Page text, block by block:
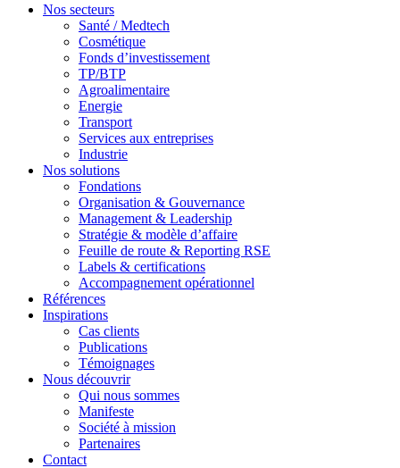
Nos secteurs
Santé / Medtech
Cosmétique
Fonds d’investissement
TP/BTP
Agroalimentaire
Energie
Transport
Services aux entreprises
Industrie
Nos solutions
Fondations
Organisation & Gouvernance
Management & Leadership
Stratégie & modèle d’affaire
Feuille de route & Reporting RSE
Labels & certifications
Accompagnement opérationnel
Références
Inspirations
Cas clients
Publications
Témoignages
Nous découvrir
Qui nous sommes
Manifeste
Société à mission
Partenaires
Contact